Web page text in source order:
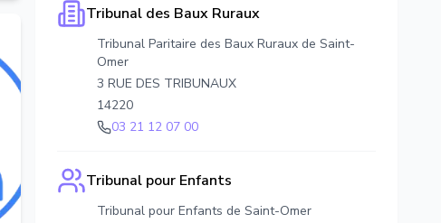
Tribunal des Baux Ruraux
Tribunal Paritaire des Baux Ruraux de Saint-
Omer
3 RUE DES TRIBUNAUX
14220
03 21 12 07 00
Tribunal pour Enfants
Tribunal pour Enfants de Saint-Omer